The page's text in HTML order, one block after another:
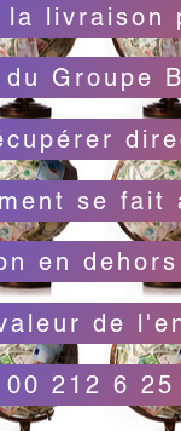
livraison
Groupe
se fait
en
00 212 6